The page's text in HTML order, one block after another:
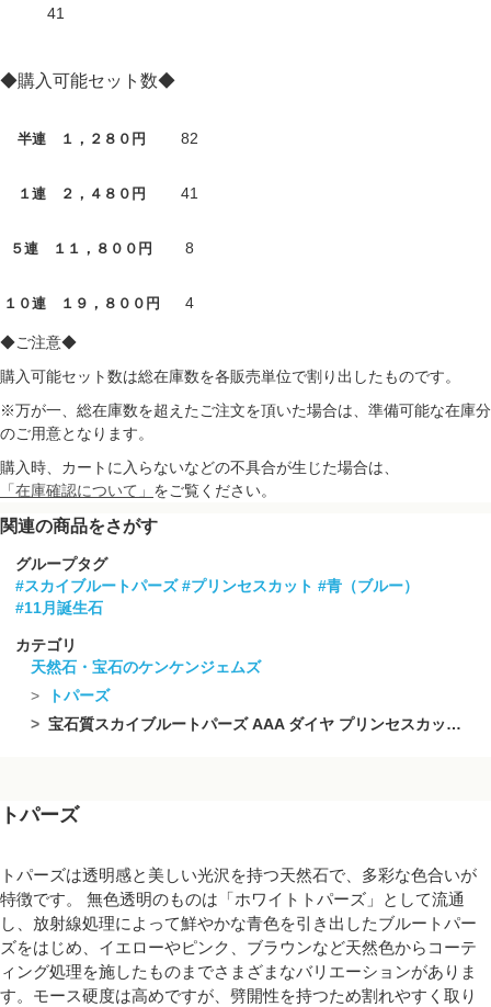
41
◆購入可能セット数◆
半連 １，２８０円 82
１連 ２，４８０円 41
５連 １１，８００円 8
１０連 １９，８００円 4
◆ご注意◆
購入可能セット数は総在庫数を各販売単位で割り出したものです。
※万が一、総在庫数を超えたご注文を頂いた場合は、準備可能な在庫分
のご用意となります。
購入時、カートに入らないなどの不具合が生じた場合は、
「在庫確認について」 をご覧ください。
関連の商品をさがす
グループタグ
#スカイブルートパーズ #プリンセスカット #青（ブルー）
#11月誕生石
カテゴリ
天然石・宝石のケンケンジェムズ
トパーズ
宝石質スカイブルートパーズ AAA ダイヤ プリンセスカット8×8mm 半連/1連(8粒)
トパーズ
トパーズは透明感と美しい光沢を持つ天然石で、多彩な色合いが
特徴です。 無色透明のものは「ホワイトトパーズ」として流通
し、放射線処理によって鮮やかな青色を引き出したブルートパー
ズをはじめ、イエローやピンク、ブラウンなど天然色からコーテ
ィング処理を施したものまでさまざまなバリエーションがありま
す。モース硬度は高めですが、劈開性を持つため割れやすく取り